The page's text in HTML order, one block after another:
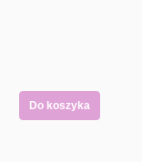
Do koszyka